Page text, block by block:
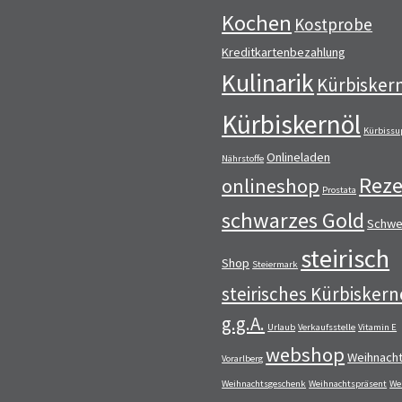
Kochen Kostprobe
Kreditkartenbezahlung
Kulinarik
Kürbiskernöl
Nährstoffe Onlineladen
onlineshop Prostata
schwarzes Gold
Shop Steiermark steirisch
steirisches
g.g.A. Urlaub Verkaufsstelle Vitamin E
Vorarlberg webshop
Weihnachtsgeschenk Weihnachtspräsent